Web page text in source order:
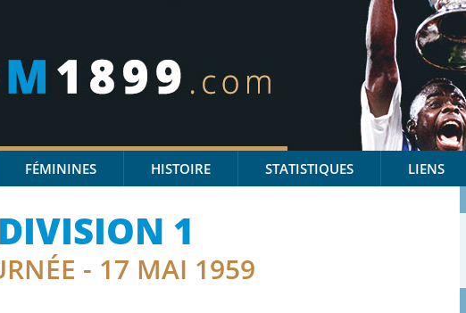
FÉMININES HISTOIRE STATISTIQUES LIENS
1
- 17 MAI 1959